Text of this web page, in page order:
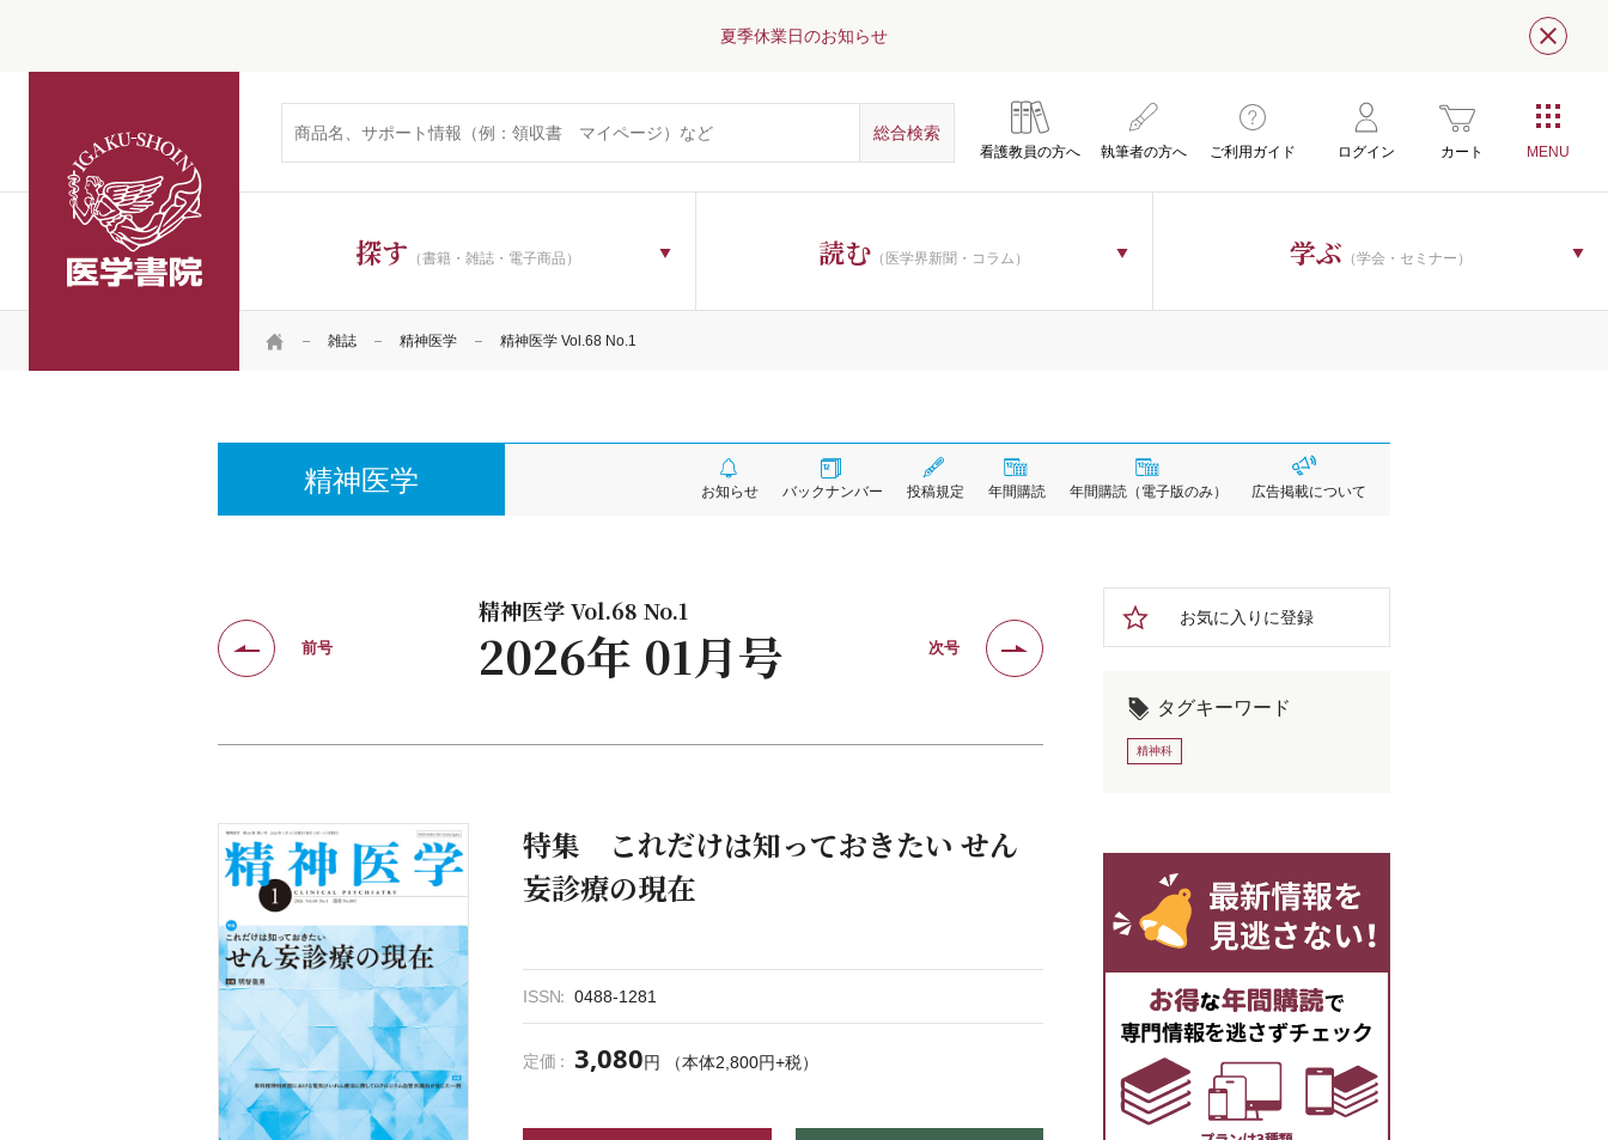
夏季休業日のお知らせ 閉じ
看護教員の方へ 執筆者の方へ ご利用ガイド ログイン カート
探す （書籍・雑誌・電子商品） 読む （医学界新聞・コラム） 学ぶ （学会・セミナー）
HOME 雑誌 精神医学 精神医学 Vol.68 No.1
精神医学 お知らせ バックナンバー 投稿規定 年間購読 年間購読 （電子版のみ） 広告掲載について
精神医学 Vol.68 No.1
2026年 01月号
前号 次号
特集 これだけは知っておきたい せん
妄診療の現在
ISSN 0488-1281
定価 3,080円 （本体2,800円+税）
お気に入りに登録
タグキーワード
精神科